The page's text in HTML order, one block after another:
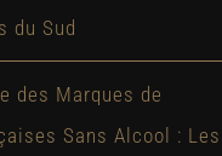
du Sud
des Marques de
Sans Alcool : Les